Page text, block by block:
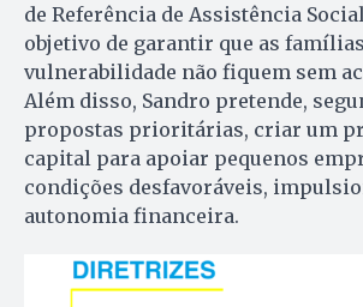
de Referência de Assistência Social
objetivo de garantir que as
vulnerabilidade não fiquem sem
Além disso, Sandro pretende,
propostas prioritárias, criar um
capital para apoiar pequenos
condições desfavoráveis,
autonomia financeira.